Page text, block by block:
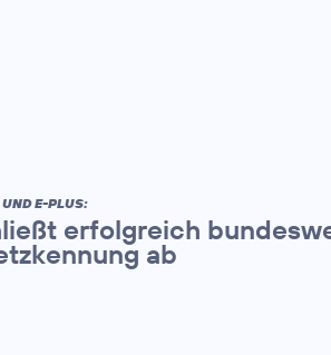
UND E-PLUS:
erfolgreich
ab